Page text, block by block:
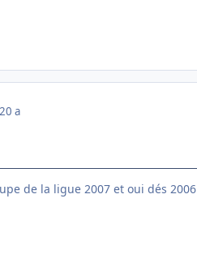
20 a
de la ligue 2007 et oui dés 2006